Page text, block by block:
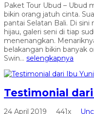
Paket Tour Ubud – Ubud
bikin orang jatuh cinta.
pantai Selatan Bali. Di sini
hijau, galeri seni di tiap
menenangkan.
belakangan bikin banyak
Swin... selengkapnya
Testimonial
24 April 2019 441x